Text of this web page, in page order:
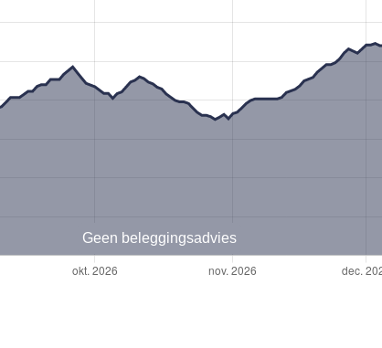
Geen beleggingsadvies